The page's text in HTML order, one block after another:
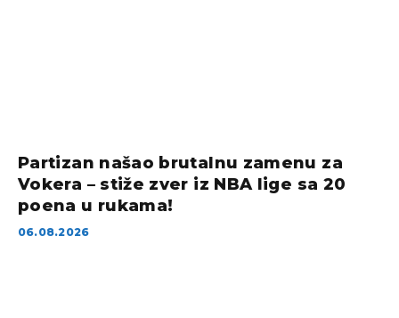
Partizan našao brutalnu zamenu za
Vokera – stiže zver iz NBA lige sa 20
poena u rukama!
06.08.2026